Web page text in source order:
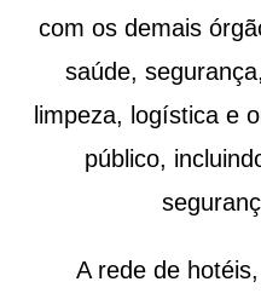
com os demais
saúde,
limpeza, logística e
público,
A rede de